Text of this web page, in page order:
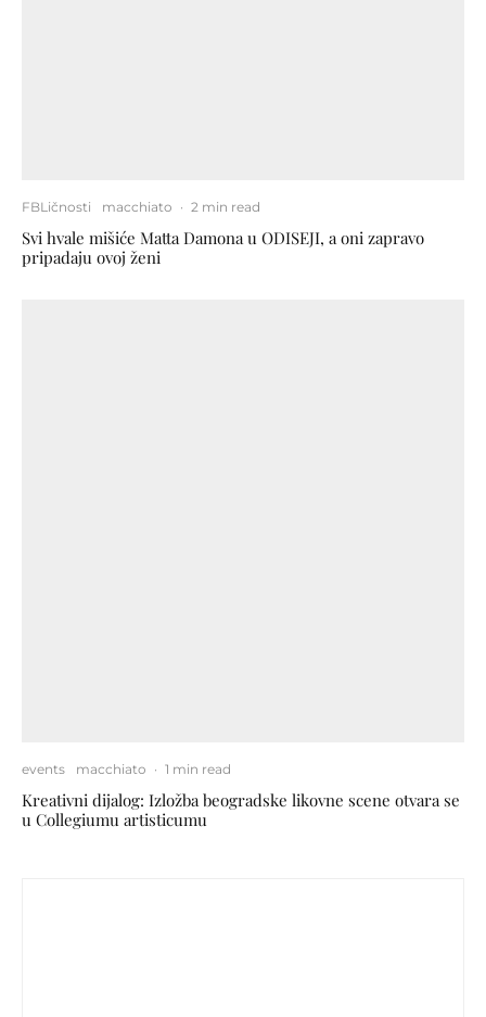
FBLičnosti macchiato · 2 min read
Svi hvale mišiće Matta Damona u ODISEJI, a oni zapravo
pripadaju ovoj ženi
events macchiato · 1 min read
Kreativni dijalog: Izložba beogradske likovne scene otvara se
u Collegiumu artisticumu